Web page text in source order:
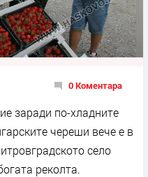
0 Коментара
заради по-хладните
череши вече е в
село
реколта.